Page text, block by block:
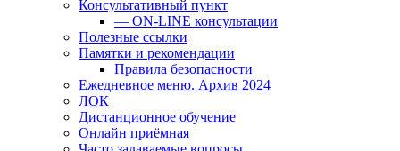
Консультативный пункт
— ON-LINE консультации
Полезные ссылки
Памятки и рекомендации
Правила безопасности
Ежедневное меню. Архив 2024
ЛОК
Дистанционное обучение
Онлайн приёмная